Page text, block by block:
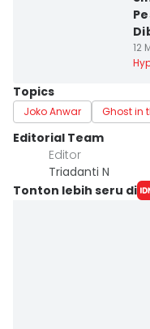
12
Topics
Joko Anwar Ghost in
Editorial Team
Editor
Triadanti N
Tonton lebih seru di